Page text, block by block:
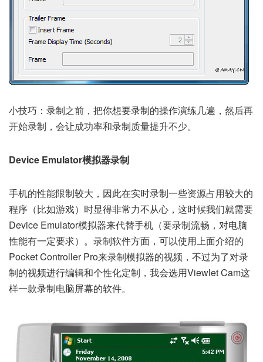
小技巧：录制之前，把你想要录制的操作演练几遍，然后再
开始录制，会让成功率和录制质量提升不少。
Device Emulator模拟器录制
手机的性能限制较大，因此在实时录制一些资源占用较大的
程序（比如游戏）时显得非常力不从心，这时候我们就需要
Device Emulator模拟器来代替手机（要录制流畅，对电脑
性能有一定要求）。录制软件方面，可以使用上面介绍的
Pocket Controller Pro来录制模拟器的视频，不过为了对录
制的视频进行编辑和个性化定制，我会选用Viewlet Cam这
样一款录制电脑屏幕的软件。